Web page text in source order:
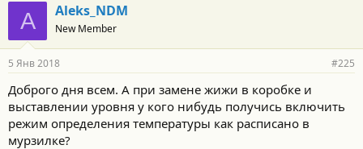
A Aleks_NDM
New Member
5 Янв 2018 #225
Доброго дня всем. А при замене жижи в коробке и
выставлении уровня у кого нибудь получись включить
режим определения температуры как расписано в
мурзилке?